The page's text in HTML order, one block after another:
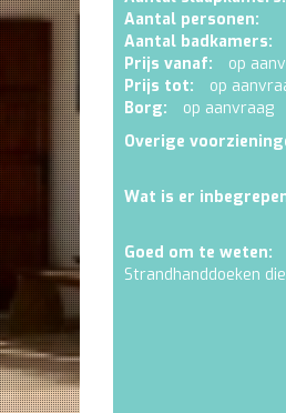
Aantal personen:
Aantal badkamers:
Prijs vanaf:
op
Prijs tot:
op
Borg:
op aanvraag
Overige
Wat is er
Goed om te weten:
Strandhanddoeken